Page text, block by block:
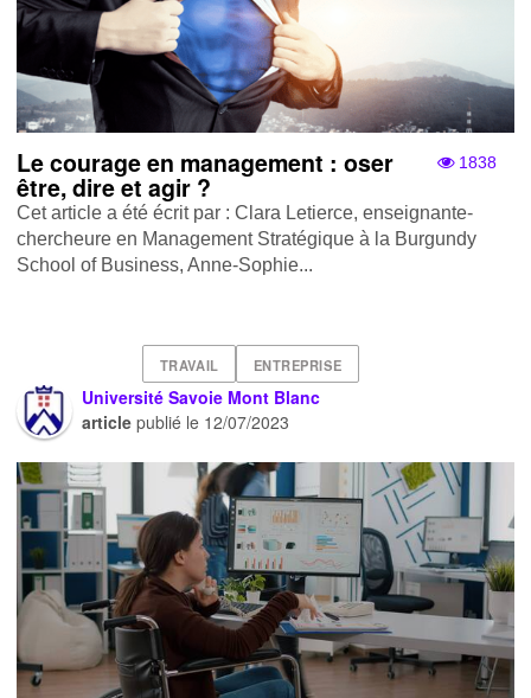
1838
Le courage en management : oser
être, dire et agir ?
Cet article a été écrit par : Clara Letierce, enseignante-
chercheure en Management Stratégique à la Burgundy
School of Business, Anne-Sophie...
TRAVAIL ENTREPRISE
Université Savoie Mont Blanc
article publié le 12/07/2023